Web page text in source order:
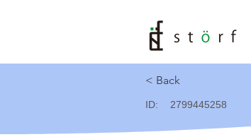
< Back
ID: 2799445258